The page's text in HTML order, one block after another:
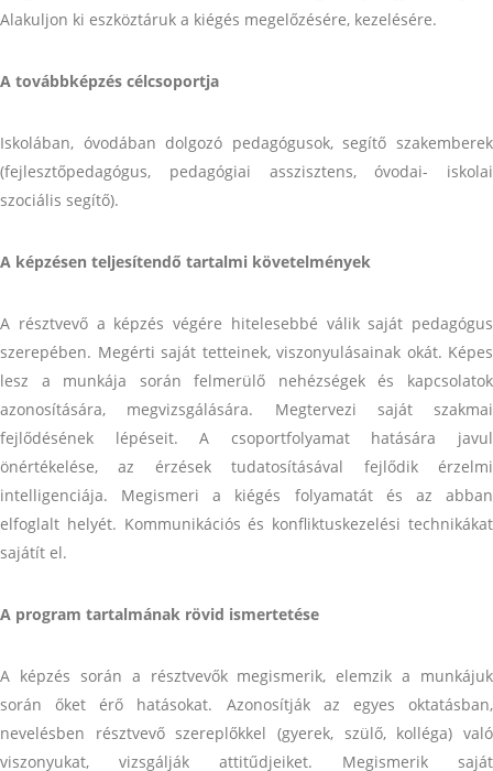
Alakuljon ki eszköztáruk a kiégés megelőzésére, kezelésére.
A továbbképzés célcsoportja
Iskolában, óvodában dolgozó pedagógusok, segítő szakemberek
(fejlesztőpedagógus, pedagógiai asszisztens, óvodai- iskolai
szociális segítő).
A képzésen teljesítendő tartalmi követelmények
A résztvevő a képzés végére hitelesebbé válik saját pedagógus
szerepében. Megérti saját tetteinek, viszonyulásainak okát. Képes
lesz a munkája során felmerülő nehézségek és kapcsolatok
azonosítására, megvizsgálására. Megtervezi saját szakmai
fejlődésének lépéseit. A csoportfolyamat hatására javul
önértékelése, az érzések tudatosításával fejlődik érzelmi
intelligenciája. Megismeri a kiégés folyamatát és az abban
elfoglalt helyét. Kommunikációs és konfliktuskezelési technikákat
sajátít el.
A program tartalmának rövid ismertetése
A képzés során a résztvevők megismerik, elemzik a munkájuk
során őket érő hatásokat. Azonosítják az egyes oktatásban,
nevelésben résztvevő szereplőkkel (gyerek, szülő, kolléga) való
viszonyukat, vizsgálják attitűdjeiket. Megismerik saját